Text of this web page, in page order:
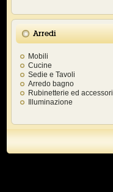
Arredi
Mobili
Cucine
Sedie e Tavoli
Arredo bagno
Rubinetterie ed accessori
Illuminazione